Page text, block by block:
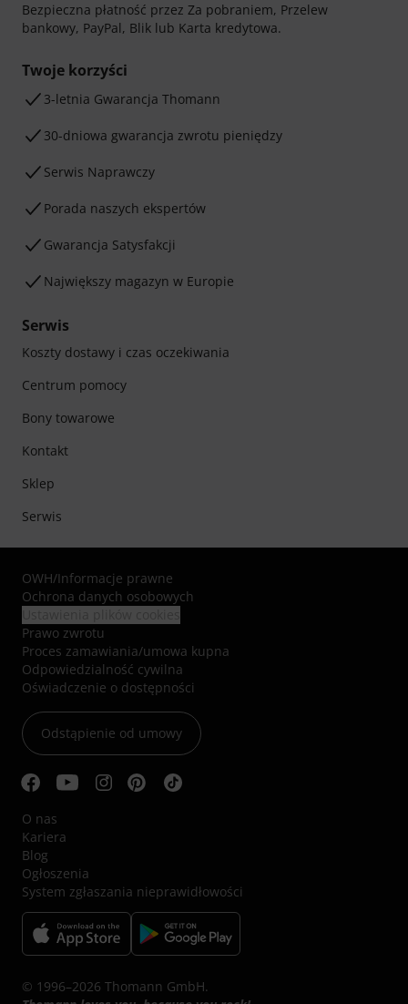
Bezpieczna płatność przez Za pobraniem, Przelew
bankowy, PayPal, Blik lub Karta kredytowa.
Twoje korzyści
3-letnia Gwarancja Thomann
30-dniowa gwarancja zwrotu pieniędzy
Serwis Naprawczy
Porada naszych ekspertów
Gwarancja Satysfakcji
Największy magazyn w Europie
Serwis
Koszty dostawy i czas oczekiwania
Centrum pomocy
Bony towarowe
Kontakt
Sklep
Serwis
OWH/Informacje prawne
Ochrona danych osobowych
Prawo zwrotu
Proces zamawiania/umowa kupna
Odpowiedzialność cywilna
Oświadczenie o dostępności
Odstąpienie od umowy
O nas
Kariera
Blog
Ogłoszenia
System zgłaszania nieprawidłowości
© 1996–2026 Thomann GmbH.